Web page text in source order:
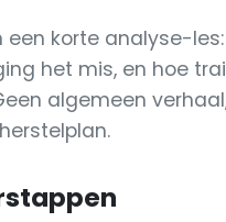
een korte analyse-
het mis, en hoe
algemeen